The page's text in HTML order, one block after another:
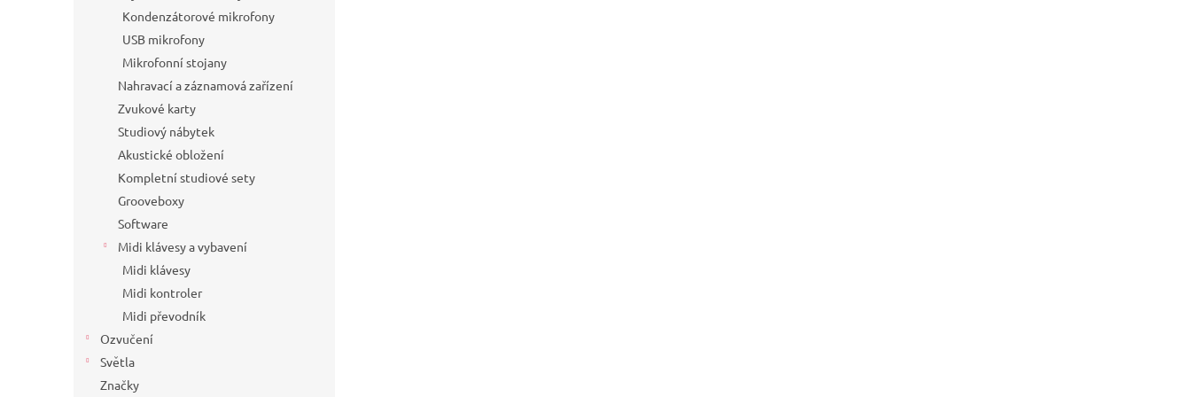
Kondenzátorové mikrofony
USB mikrofony
Mikrofonní stojany
Nahravací a záznamová zařízení
Zvukové karty
Studiový nábytek
Akustické obložení
Kompletní studiové sety
Grooveboxy
Software
Midi klávesy a vybavení
Midi klávesy
Midi kontroler
Midi převodník
Ozvučení
Světla
Značky